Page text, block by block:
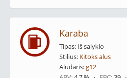
Karaba
Tipas: Iš salyklo
Stilius: Kitoks alus
Aludaris:g12